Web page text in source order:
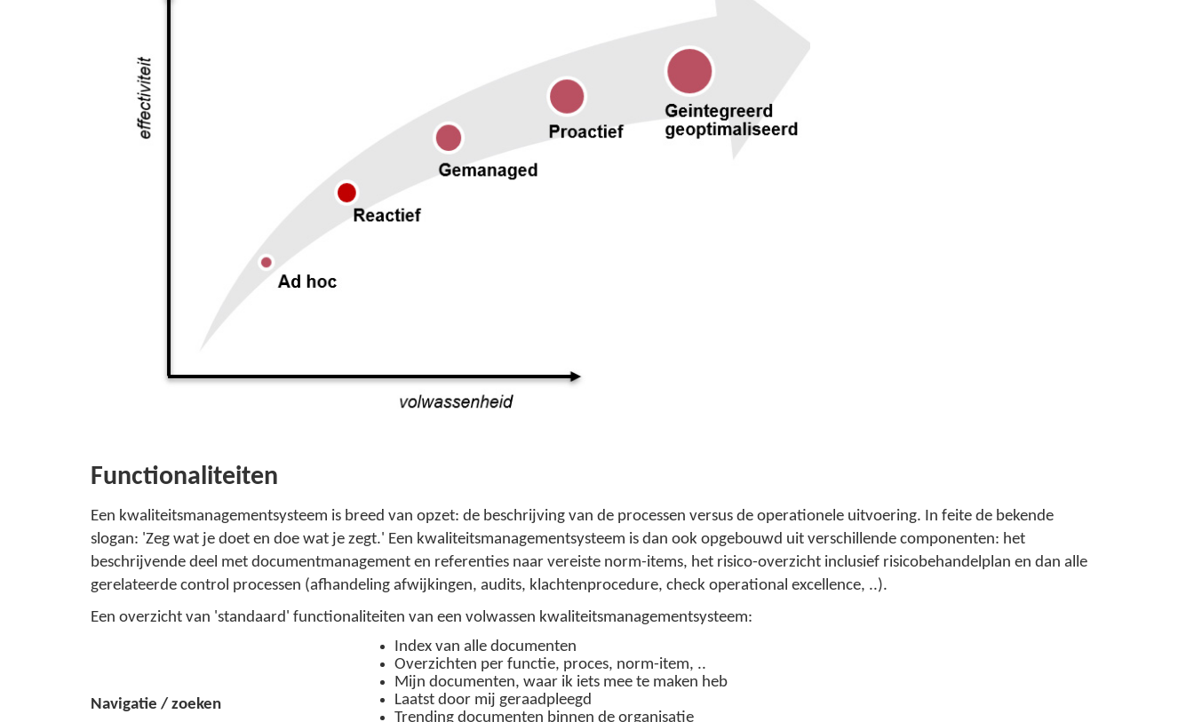
Functionaliteiten
Een kwaliteitsmanagementsysteem is breed van opzet: de beschrijving van de processen versus de operationele uitvoering. In feite de bekende
slogan: 'Zeg wat je doet en doe wat je zegt.' Een kwaliteitsmanagementsysteem is dan ook opgebouwd uit verschillende componenten: het
beschrijvende deel met documentmanagement en referenties naar vereiste norm-items, het risico-overzicht inclusief risicobehandelplan en dan alle
gerelateerde control processen (afhandeling afwijkingen, audits, klachtenprocedure, check operational excellence, ..).
Een overzicht van 'standaard' functionaliteiten van een volwassen kwaliteitsmanagementsysteem:
Navigatie / zoeken
Index van alle documenten
Overzichten per functie, proces, norm-item, ..
Mijn documenten, waar ik iets mee te maken heb
Laatst door mij geraadpleegd
Trending documenten binnen de organisatie